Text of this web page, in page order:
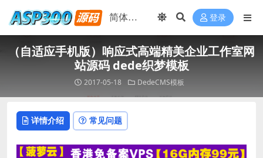
登录
（自适应手机版）响应式高端精美企业工作室网
站源码 dede织梦模板
2017-05-18 DedeCMS模板
详情介绍 常见问题